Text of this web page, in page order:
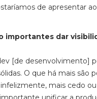
de apresentar
importantes dar
[de desenvolvimento]
O que há mais são
mais cedo